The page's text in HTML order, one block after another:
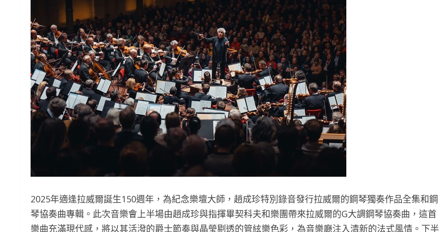
2025年適逢拉威爾誕生150週年，為紀念樂壇大師，趙成珍特別錄音發行拉威爾的鋼琴獨奏作品全集和鋼
琴協奏曲專輯。此次音樂會上半場由趙成珍與指揮畢契科夫和樂團帶來拉威爾的G大調鋼琴協奏曲，這首
樂曲充滿現代感，將以其活潑的爵士節奏與晶瑩剔透的管絃樂色彩，為音樂廳注入清新的法式風情。下半